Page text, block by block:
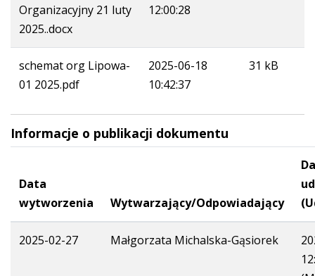
Organizacyjny 21 luty
2025..docx
12:00:28
schemat org Lipowa-
01 2025.pdf
2025-06-18
10:42:37
31 kB
Informacje o publikacji dokumentu
Data
wytworzenia
Wytwarzający/Odpowiadający
2025-02-27 Małgorzata Michalska-Gąsiorek